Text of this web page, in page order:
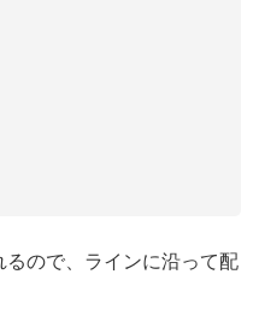
ので、ラインに沿って配